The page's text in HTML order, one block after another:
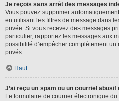
Je reçois sans arrêt des messages
Vous pouvez supprimer
en utilisant les filtres de message dans
privée. Si vous recevez des messages
particulier, rapportez les messages aux
possibilité d’empêcher complètement
privés.
Haut
J’ai reçu un spam ou un courriel abusif
Le formulaire de courrier électronique